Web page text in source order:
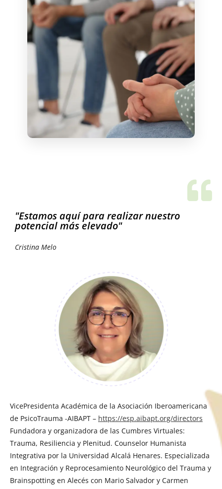
"Estamos aquí para realizar nuestro
potencial más elevado"
Cristina Melo
VicePresidenta Académica de la Asociación Iberoamericana
de PsicoTrauma -AIBAPT – https://esp.aibapt.org/directors
Fundadora y organizadora de las Cumbres Virtuales:
Trauma, Resiliencia y Plenitud. Counselor Humanista
Integrativa por la Universidad Alcalá Henares. Especializada
en Integración y Reprocesamiento Neurológico del Trauma y
Brainspotting en Alecés con Mario Salvador y Carmen